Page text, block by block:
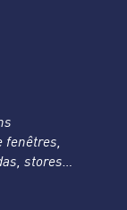
fenêtres,
stores…